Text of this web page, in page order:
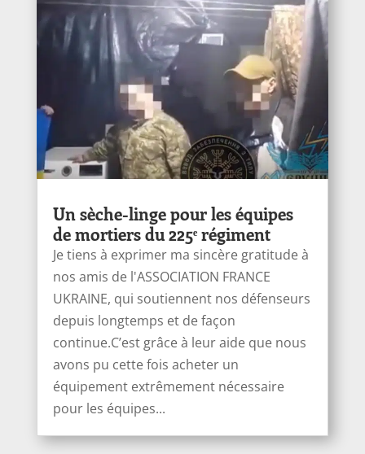
Un sèche-linge pour les équipes
de mortiers du 225ᵉ régiment
Je tiens à exprimer ma sincère gratitude à
nos amis de l'ASSOCIATION FRANCE
UKRAINE, qui soutiennent nos défenseurs
depuis longtemps et de façon
continue.C’est grâce à leur aide que nous
avons pu cette fois acheter un
équipement extrêmement nécessaire
pour les équipes...